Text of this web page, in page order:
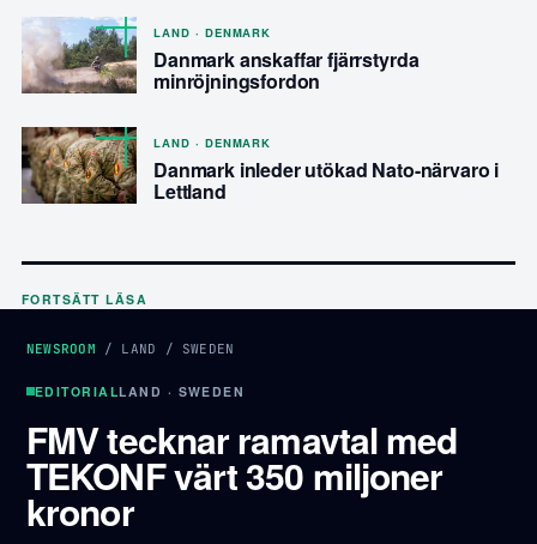
LAND · DENMARK
Danmark anskaffar fjärrstyrda
minröjningsfordon
LAND · DENMARK
Danmark inleder utökad Nato-närvaro i
Lettland
FORTSÄTT LÄSA
NEWSROOM / LAND / SWEDEN
EDITORIALLAND · SWEDEN
FMV tecknar ramavtal med
TEKONF värt 350 miljoner
kronor